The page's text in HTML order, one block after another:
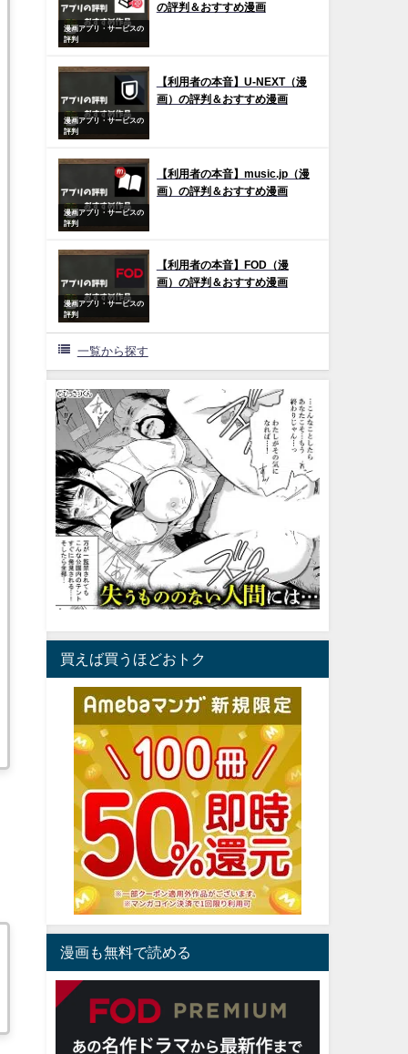
漫画アプリ・サービスの
評判
の評判＆おすすめ漫画
漫画アプリ・サービスの
評判
【利用者の本音】U-NEXT（漫
画）の評判＆おすすめ漫画
漫画アプリ・サービスの
評判
【利用者の本音】music.jp（漫
画）の評判＆おすすめ漫画
漫画アプリ・サービスの
評判
【利用者の本音】FOD（漫
画）の評判＆おすすめ漫画
一覧から探す
買えば買うほどおトク
漫画も無料で読める